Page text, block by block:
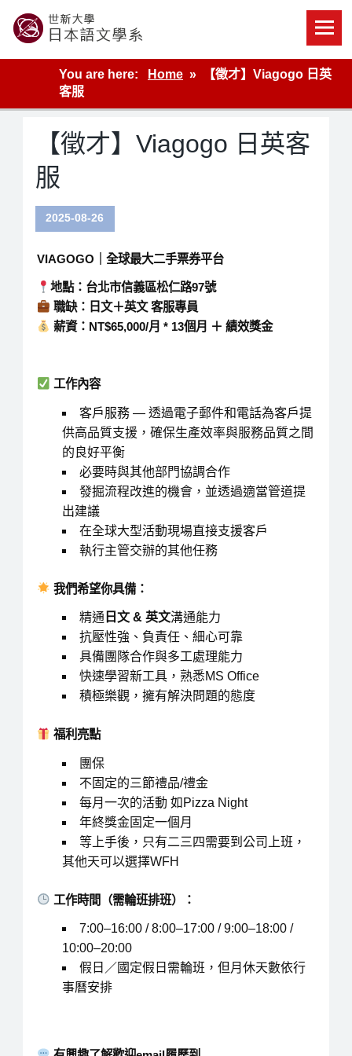
content
世新大學教學單位的網站
You are here:
Home
【徵才】Viagogo 日英
客服
【徵才】Viagogo 日英客
服
2025-08-26
VIAGOGO ｜全球最大二手票券平台
地點：台北市信義區松仁路97號
職缺：日文＋英文 客服專員
薪資：NT$65,000/月 * 13個月 ＋ 績效獎金
工作內容
客戶服務 — 透過電子郵件和電話為客戶提
供高品質支援，確保生產效率與服務品質之間
的良好平衡
必要時與其他部門協調合作
發掘流程改進的機會，並透過適當管道提
出建議
在全球大型活動現場直接支援客戶
執行主管交辦的其他任務
我們希望你具備：
精通 日文& 英文溝通能力
抗壓性強、負責任、細心可靠
具備團隊合作與多工處理能力
快速學習新工具，熟悉MS Office
積極樂觀，擁有解決問題的態度
福利亮點
團保
不固定的三節禮品/禮金
每月一次的活動 如Pizza Night
年終獎金固定一個月
等上手後，只有二三四需要到公司上班，
其他天可以選擇WFH
工作時間（需輪班排班）：
7:00–16:00 / 8:00–17:00 / 9:00–18:00 /
10:00–20:00
假日／國定假日需輪班，但月休天數依行
事曆安排